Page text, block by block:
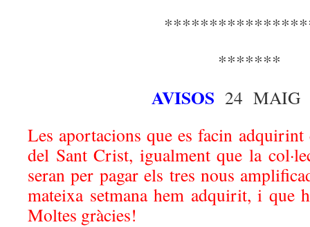
*******
AVISOS 24 MAIG
Les aportacions que es facin
del Sant Crist, igualment que la
seran per pagar els tres nous
mateixa setmana hem adquirit, i que
Moltes gràcies!